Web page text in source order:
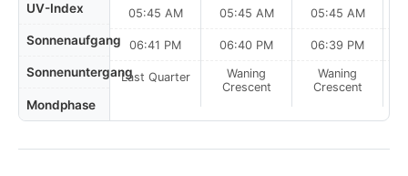
UV-Index
Sonnenaufgang
Sonnenuntergang
Mondphase
05:45 AM
06:41 PM
Last Quarter
05:45 AM
06:40 PM
Waning
Crescent
05:45 AM
06:39 PM
Waning
Crescent